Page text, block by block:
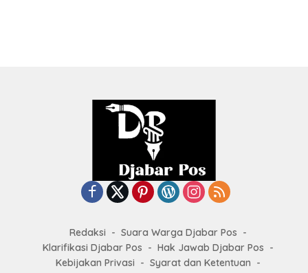
Redaksi
Suara Warga Djabar Pos
Klarifikasi Djabar Pos
Hak Jawab Djabar Pos
Kebijakan Privasi
Syarat dan Ketentuan